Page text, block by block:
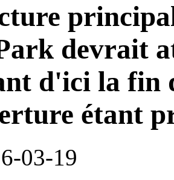
devrait
d'ici la fin
étant
03-19